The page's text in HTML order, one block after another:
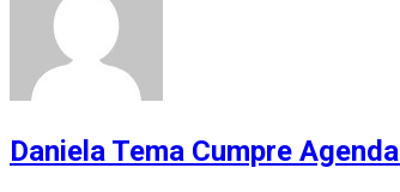
Daniela Tema Cumpre